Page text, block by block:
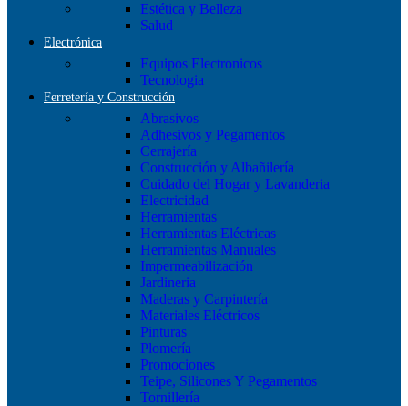
Estética y Belleza
Salud
Electrónica
Equipos Electronicos
Tecnologia
Ferretería y Construcción
Abrasivos
Adhesivos y Pegamentos
Cerrajería
Construcción y Albañilería
Cuidado del Hogar y Lavanderia
Electricidad
Herramientas
Herramientas Eléctricas
Herramientas Manuales
Impermeabilización
Jardineria
Maderas y Carpintería
Materiales Eléctricos
Pinturas
Plomería
Promociones
Teipe, Silicones Y Pegamentos
Tornillería